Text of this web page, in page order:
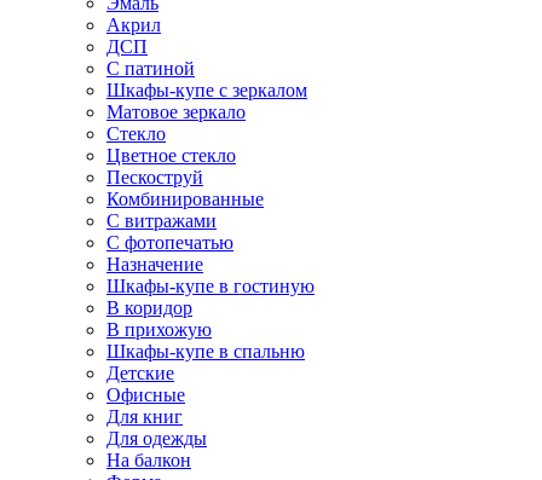
Акрил
ДСП
С патиной
Шкафы-купе с зеркалом
Матовое зеркало
Стекло
Цветное стекло
Пескоструй
Комбинированные
С витражами
С фотопечатью
Назначение
Шкафы-купе в гостиную
В коридор
В прихожую
Шкафы-купе в спальню
Детские
Офисные
Для книг
Для одежды
На балкон